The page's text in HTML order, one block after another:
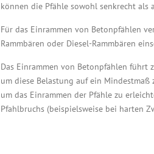
können die Pfähle sowohl senkrecht als
Für das Einrammen von Betonpfählen
Rammbären oder Diesel-Rammbären
Das Einrammen von Betonpfählen führt
um diese Belastung auf ein
um das Einrammen der Pfähle zu
Pfahlbruchs (beispielsweise bei harten